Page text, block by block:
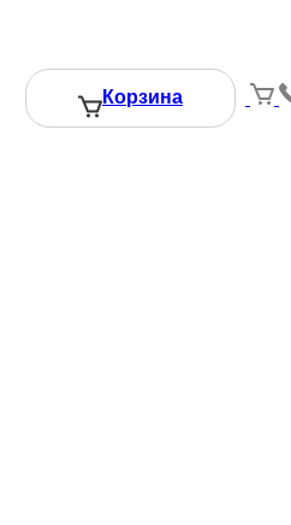
Корзина